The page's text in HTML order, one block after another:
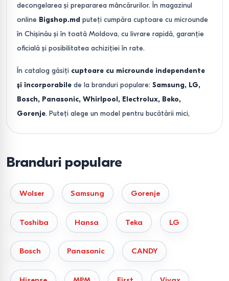
decongelarea și prepararea mâncărurilor. În magazinul
online Bigshop.md puteți cumpăra cuptoare cu microunde
în Chișinău și în toată Moldova, cu livrare rapidă, garanție
oficială și posibilitatea achiziției în rate.
În catalog găsiți cuptoare cu microunde independente
și încorporabile de la branduri populare: Samsung, LG,
Bosch, Panasonic, Whirlpool, Electrolux, Beko,
Gorenje. Puteți alege un model pentru bucătării mici,
inverter.
Tipuri principale de cuptoare
cu microunde
Cuptoare cu microunde independente
— opțiune
universală pentru casă și birou.
Cuptoare cu microunde încorporabile
—
Branduri populare
Wolser Samsung Gorenje
Toshiba Hansa Teka LG
Bosch Panasonic CANDY